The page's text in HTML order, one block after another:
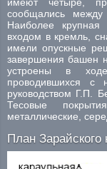
имеют четыре,
сообщались
Наиболее
входом в кремль,
имели опускные
завершения башен
устроены в ходе
проводившихся с
руководством Г.П.
Тесовые
металлические,
План Зарайского